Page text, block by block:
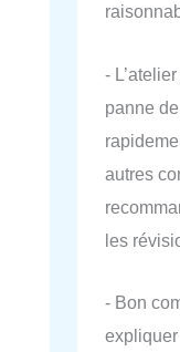
-
panne
autres
les
- Bon